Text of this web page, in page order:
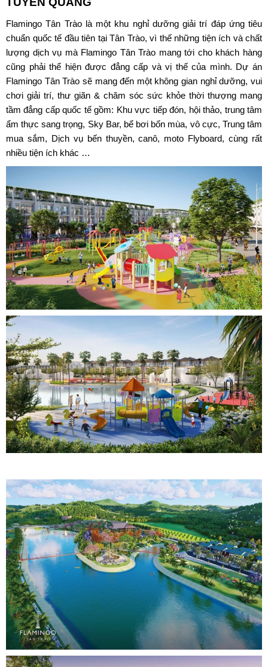
Flamingo Tân Tràolà một khu nghỉ dưỡng giải trí đáp ứng tiêu
chuẩn quốc tế đầu tiên tại Tân Trào, vì thế những tiện ích và chất
lượng dịch vụ mà Flamingo Tân Trào mang tới cho khách hàng
cũng phải thể hiện được đẳng cấp và vị thế của mình. Dự án
Flamingo Tân Trào sẽ mang đến một không gian nghỉ dưỡng, vui
chơi giải trí, thư giãn & chăm sóc sức khỏe thời thượng mang
tầm đẳng cấp quốc tế gồm: Khu vực tiếp đón, hội thảo, trung tâm
ẩm thực sang trọng, Sky Bar, bể bơi bốn mùa, vô cực, Trung tâm
mua sắm, Dịch vụ bến thuyền, canô, moto Flyboard, cùng rất
nhiều tiện ích khác …